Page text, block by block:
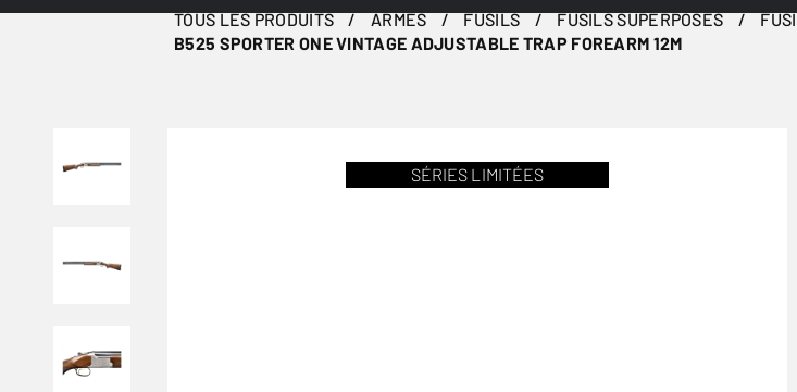
TOUS LES PRODUITS ARMES FUSILS FUSILS SUPERPOSÉS
B525 SPORTER ONE VINTAGE ADJUSTABLE TRAP FOREARM 12M
SÉRIES LIMITÉES